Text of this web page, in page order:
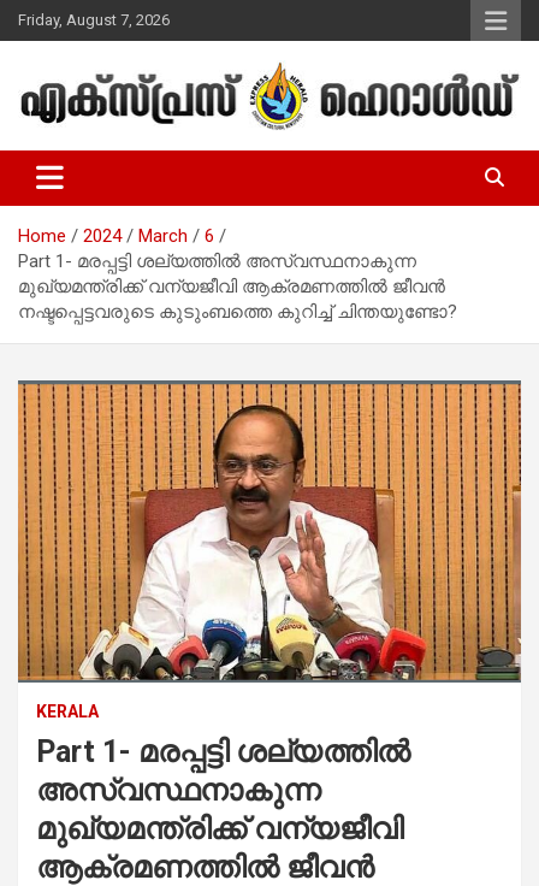
Skip
to
Friday, August 7, 2026
Express Herald – Malayalam
Christian News
Home 2024 March
6
Part 1- മരപ്പട്ടി ശല്യത്തില്‍ അസ്വസ്ഥനാകുന്ന
മുഖ്യമന്ത്രിക്ക് വന്യജീവി ആക്രമണത്തില്‍ ജീവന്‍
നഷ്ടപ്പെട്ടവരുടെ കുടുംബത്തെ കുറിച്ച് ചിന്തയുണ്ടോ?
KERALA
Part 1- മരപ്പട്ടി ശല്യത്തില്‍
അസ്വസ്ഥനാകുന്ന
മുഖ്യമന്ത്രിക്ക് വന്യജീവി
ആക്രമണത്തില്‍ ജീവന്‍